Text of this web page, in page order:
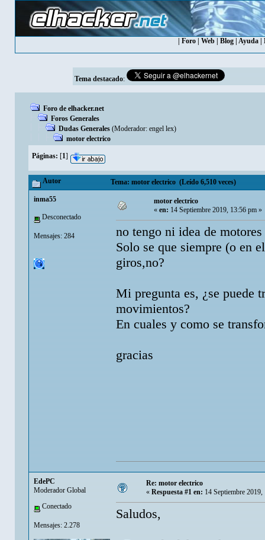
Foro Web Blog Ayuda
Tema destacado:
Foro de elhacker.net
Foros Generales
Dudas Generales (Moderador: engel lex)
motor electrico
Páginas: [1]
Autor Tema: motor electrico (Leído 6,510 veces)
inma55
Desconectado
Mensajes: 284
motor electrico
«en:14 Septiembre 2019, 13:56 pm »
no tengo ni idea de
Solo se que siempre (o en
giros,no?
Mi pregunta es, ¿se puede
movimientos?
En cuales y como se
gracias
EdePC
Moderador Global
Conectado
Mensajes: 2.278
Re: motor electrico
« Respuesta #1 en: 14 Septiembre
Saludos,